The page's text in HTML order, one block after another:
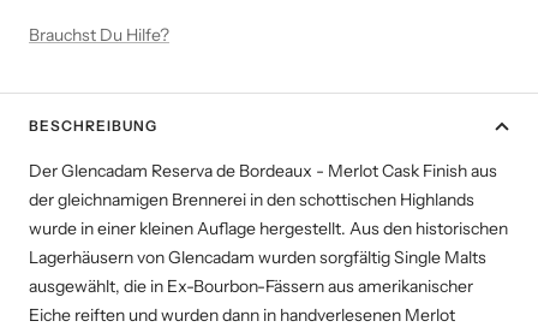
Brauchst Du Hilfe?
BESCHREIBUNG
Der Glencadam Reserva de Bordeaux - Merlot Cask Finish aus
der gleichnamigen Brennerei in den schottischen Highlands
wurde in einer kleinen Auflage hergestellt. Aus den historischen
Lagerhäusern von Glencadam wurden sorgfältig Single Malts
ausgewählt, die in Ex-Bourbon-Fässern aus amerikanischer
Eiche reiften und wurden dann in handverlesenen Merlot